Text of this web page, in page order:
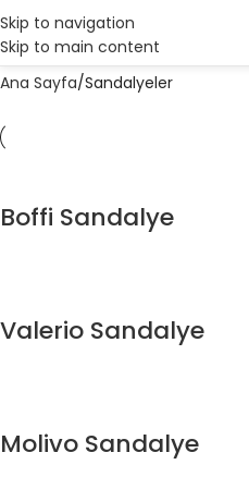
Skip to navigation
Skip to main content
Ana Sayfa Sandalyeler
Boffi Sandalye
Valerio Sandalye
Molivo Sandalye